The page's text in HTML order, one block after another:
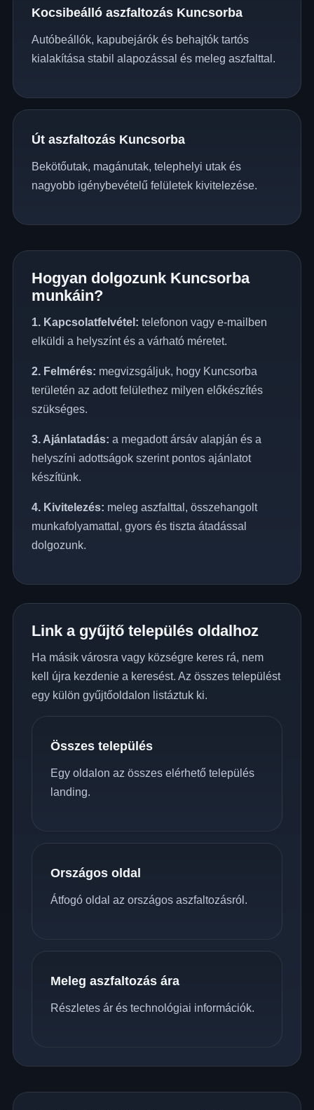
Kocsibeálló aszfaltozás Kuncsorba
Autóbeállók, kapubejárók és behajtók tartós
kialakítása stabil alapozással és meleg aszfalttal.
Út aszfaltozás Kuncsorba
Bekötőutak, magánutak, telephelyi utak és
nagyobb igénybevételű felületek kivitelezése.
Hogyan dolgozunk Kuncsorba
munkáin?
1. Kapcsolatfelvétel: telefonon vagy e-mailben
elküldi a helyszínt és a várható méretet.
2. Felmérés: megvizsgáljuk, hogy Kuncsorba
területén az adott felülethez milyen előkészítés
szükséges.
3. Ajánlatadás: a megadott ársáv alapján és a
helyszíni adottságok szerint pontos ajánlatot
készítünk.
4. Kivitelezés: meleg aszfalttal, összehangolt
munkafolyamattal, gyors és tiszta átadással
dolgozunk.
Link a gyűjtő település oldalhoz
Ha másik városra vagy községre keres rá, nem
kell újra kezdenie a keresést. Az összes települést
egy külön gyűjtőoldalon listáztuk ki.
Összes település
Egy oldalon az összes elérhető település
landing.
Országos oldal
Átfogó oldal az országos aszfaltozásról.
Meleg aszfaltozás ára
Részletes ár és technológiai információk.